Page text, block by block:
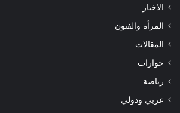
الاخبار
المرأة والفنون
المقالات
حوارات
رياضة
عربي ودولي